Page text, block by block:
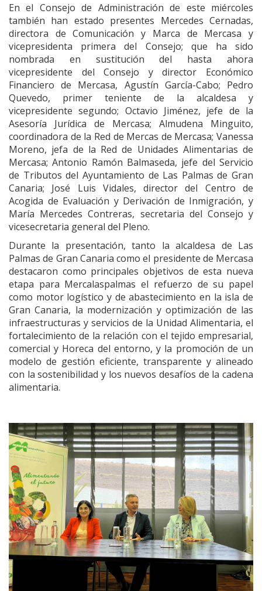
En el Consejo de Administración de este miércoles
también han estado presentes Mercedes Cernadas,
directora de Comunicación y Marca de Mercasa y
vicepresidenta primera del Consejo; que ha sido
nombrada en sustitución del hasta ahora
vicepresidente del Consejo y director Económico
Financiero de Mercasa, Agustín García-Cabo; Pedro
Quevedo, primer teniente de la alcaldesa y
vicepresidente segundo; Octavio Jiménez, jefe de la
Asesoría Jurídica de Mercasa; Almudena Minguito,
coordinadora de la Red de Mercas de Mercasa; Vanessa
Moreno, jefa de la Red de Unidades Alimentarias de
Mercasa; Antonio Ramón Balmaseda, jefe del Servicio
de Tributos del Ayuntamiento de Las Palmas de Gran
Canaria; José Luis Vidales, director del Centro de
Acogida de Evaluación y Derivación de Inmigración, y
María Mercedes Contreras, secretaria del Consejo y
vicesecretaria general del Pleno.
Durante la presentación, tanto la alcaldesa de Las
Palmas de Gran Canaria como el presidente de Mercasa
destacaron como principales objetivos de esta nueva
etapa para Mercalaspalmas el refuerzo de su papel
como motor logístico y de abastecimiento en la isla de
Gran Canaria, la modernización y optimización de las
infraestructuras y servicios de la Unidad Alimentaria, el
fortalecimiento de la relación con el tejido empresarial,
comercial y Horeca del entorno, y la promoción de un
modelo de gestión eficiente, transparente y alineado
con la sostenibilidad y los nuevos desafíos de la cadena
alimentaria.